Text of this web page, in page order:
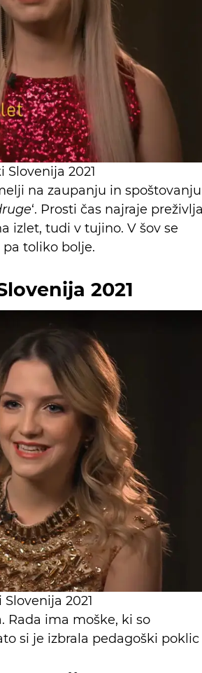
Slovenija 2021
na zaupanju in
‘. Prosti čas najraje
izlet, tudi v tujino. V šov se
pa toliko bolje.
2021
2021
Rada ima moške, ki so
si je izbrala pedagoški poklic